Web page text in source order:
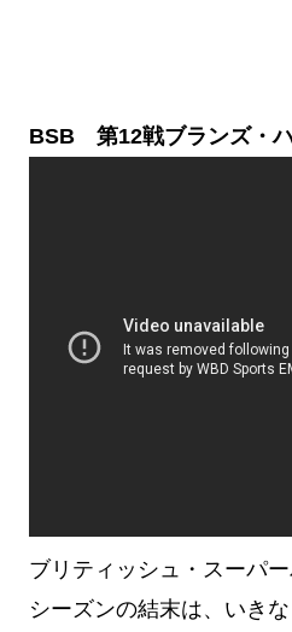
BSB 第12戦ブランズ・
ブリティッシュ・スーパ
シーズンの結末は、いきな